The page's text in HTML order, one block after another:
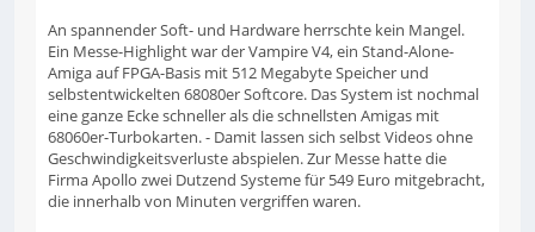
An spannender Soft- und Hardware herrschte kein Mangel.
Ein Messe-Highlight war der Vampire V4, ein Stand-Alone-
Amiga auf FPGA-Basis mit 512 Megabyte Speicher und
selbstentwickelten 68080er Softcore. Das System ist nochmal
eine ganze Ecke schneller als die schnellsten Amigas mit
68060er-Turbokarten. - Damit lassen sich selbst Videos ohne
Geschwindigkeitsverluste abspielen. Zur Messe hatte die
Firma Apollo zwei Dutzend Systeme für 549 Euro mitgebracht,
die innerhalb von Minuten vergriffen waren.